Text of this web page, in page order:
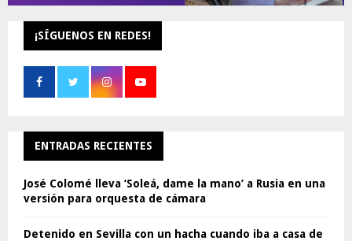
¡SÍGUENOS EN REDES!
ENTRADAS RECIENTES
José Colomé lleva ‘Soleá, dame la mano’ a Rusia en una
versión para orquesta de cámara
Detenido en Sevilla con un hacha cuando iba a casa de